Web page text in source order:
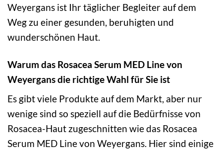
Weyergans ist Ihr täglicher Begleiter auf dem
Weg zu einer gesunden, beruhigten und
wunderschönen Haut.
Warum das Rosacea Serum MED Line von
Weyergans die richtige Wahl für Sie ist
Es gibt viele Produkte auf dem Markt, aber nur
wenige sind so speziell auf die Bedürfnisse von
Rosacea-Haut zugeschnitten wie das Rosacea
Serum MED Line von Weyergans. Hier sind einige